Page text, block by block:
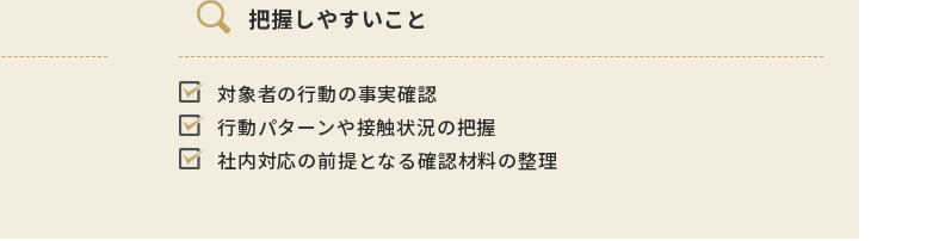
把握しやすいこと
対象者の行動の事実確認
行動パターンや接触状況の把握
社内対応の前提となる確認材料の整理